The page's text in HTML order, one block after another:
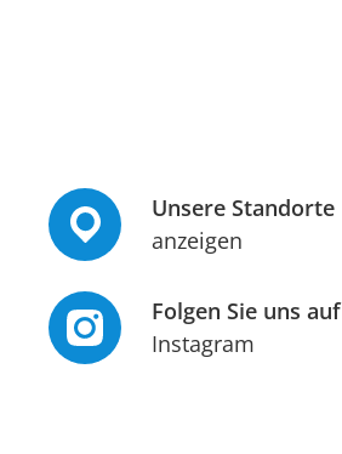
Unsere Standorte
anzeigen
Folgen Sie uns auf
Instagram